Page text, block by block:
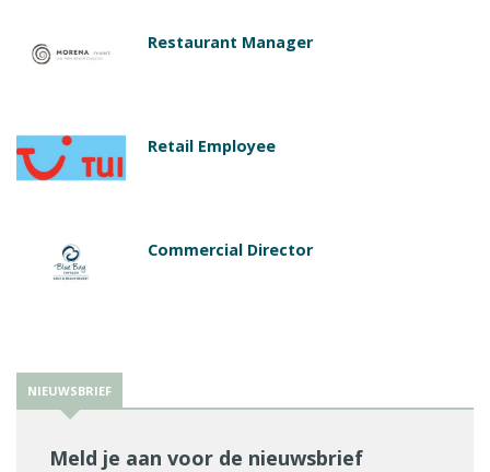
Restaurant Manager
Retail Employee
Commercial Director
NIEUWSBRIEF
Meld je aan voor de nieuwsbrief